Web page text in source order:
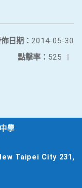
日期： 2014-05-30
點擊率： 525 |
學
Taipei City 231,